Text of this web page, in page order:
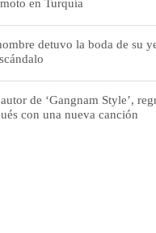
detuvo la boda de su
de ‘Gangnam Style’,
con una nueva canción